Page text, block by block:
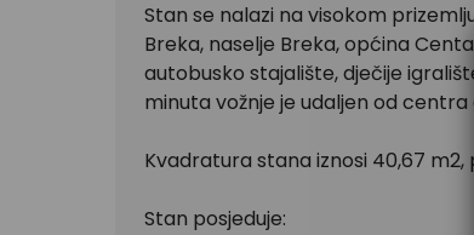
Stan se nalazi na visokom
Breka, naselje Breka, općina
autobusko stajalište, dječije
minuta vožnje je udaljen od centra
Kvadratura stana iznosi 40,67 m2,
Stan posjeduje: